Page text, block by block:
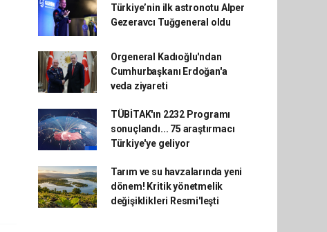
Türkiye’nin ilk astronotu Alper
Gezeravcı Tuğgeneral oldu
Orgeneral Kadıoğlu'ndan
Cumhurbaşkanı Erdoğan'a
veda ziyareti
TÜBİTAK'ın 2232 Programı
sonuçlandı... 75 araştırmacı
Türkiye'ye geliyor
Tarım ve su havzalarında yeni
dönem! Kritik yönetmelik
değişiklikleri Resmi'leşti